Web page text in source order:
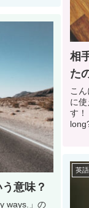
相
た
こ
に
す
意味？
ways.」の
英